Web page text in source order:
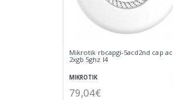
Mikrotik rbcapgi-5acd2nd cap ac
2xgb 5ghz l4
MIKROTIK
79,04€